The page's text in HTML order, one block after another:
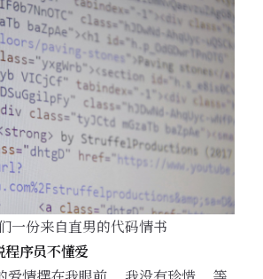
一份来自直男的代码情书
序员不懂爱